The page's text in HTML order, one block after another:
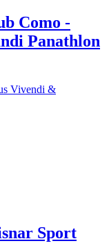
Como -
Panathlon
Sport